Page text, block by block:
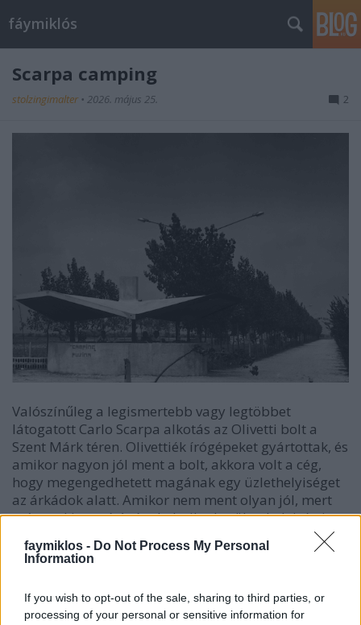
faymiklos - Do Not Process My Personal
Information
If you wish to opt-out of the sale, sharing to third parties, or
processing of your personal or sensitive information for
fáymiklós
Scarpa camping
stolzingimalter • 2026. május 25. 2
Valószínűleg a legismertebb vagy legtöbbet
látogatott Carlo Scarpa alkotás az Olivetti bolt a
Szent Márk téren. Olivettiék írógépeket gyártottak, és
amikor nagyon jól ment a bolt, akkora volt a cég,
hogy megengedhetett magának egy üzlethelyiséget
az árkádok alatt. Amikor nem ment olyan jól, mert
már senki sem írógépelt, bajba került a helyiség is,
és annak Scarpa lett a megmentője. Annyira szép és
különleges boltot tervezett, hogy a nemzeti örökség